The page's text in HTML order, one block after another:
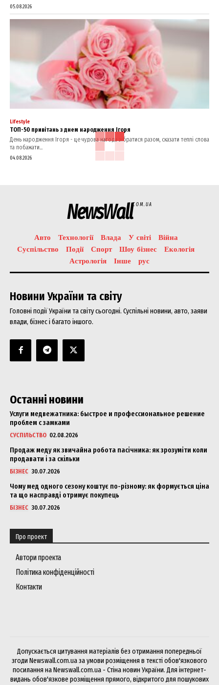
05.08.2026
Lifestyle
ТОП-50 привітань з днем народження Ігоря
День народження Ігоря - це чудова нагода зібратися разом, сказати теплі слова
та побажати...
04.08.2026
NewsWallCOM.UA
Авто Технології Влада У світі
Війна
Суспільство
Події Спорт Шоу бізнес
Екологія
Астрологія
Інше рус
Новини України та світу
Головні події України та світу сьогодні. Суспільні новини, авто, заяви
влади, бізнес і багато іншого.
Останні новини
Услуги медвежатника: быстрое и профессиональное решение
проблем с замками
СУСПІЛЬСТВО 02.08.2026
Продаж меду як звичайна робота пасічника: як зрозуміти коли
продавати і за скільки
БІЗНЕС 30.07.2026
Чому мед одного сезону коштує по-різному: як формується ціна
та що насправді отримує покупець
БІЗНЕС 30.07.2026
Про проект
Автори проекта
Політика конфіденційності
Контакти
Допускається цитування матеріалів без отримання попередньої
згоди Newswall.com.ua за умови розміщення в тексті обов'язкового
посилання на Newswall.com.ua - Стіна новин України. Для інтернет-
видань обов'язкове розміщення прямого, відкритого для пошукових